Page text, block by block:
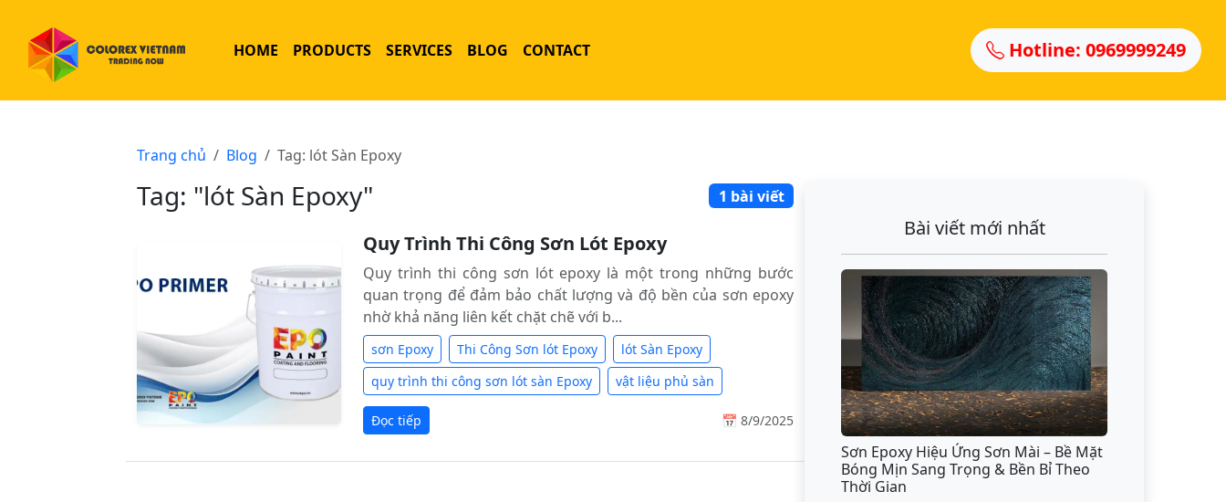
HOME PRODUCTS SERVICES BLOG CONTACT Hotline: 0969999249
Trang chủ Blog Tag: lót Sàn Epoxy
Tag: "lót Sàn Epoxy" 1 bài viết
Quy Trình Thi Công Sơn Lót Epoxy
Quy trình thi công sơn lót epoxy là một trong những bước
quan trọng để đảm bảo chất lượng và độ bền của sơn epoxy
nhờ khả năng liên kết chặt chẽ với b...
sơn Epoxy Thi Công Sơn lót Epoxy
lót Sàn Epoxy
quy trình thi công sơn lót sàn Epoxy
vật liệu phủ sàn
Đọc tiếp 📅 8/9/2025
Bài viết mới nhất
Sơn Epoxy Hiệu Ứng Sơn Mài – Bề Mặt
Bóng Mịn Sang Trọng & Bền Bỉ Theo
Thời Gian